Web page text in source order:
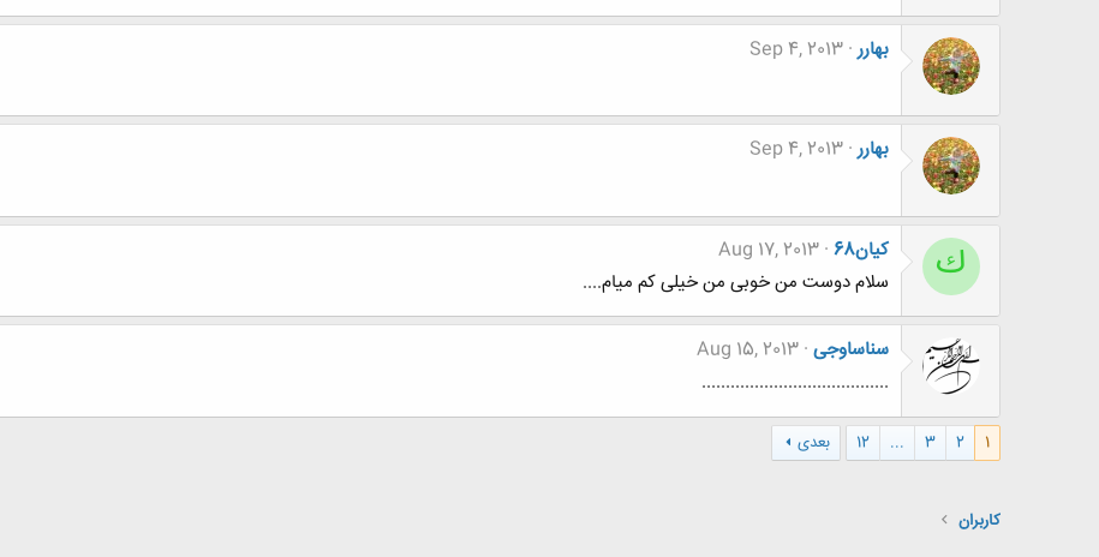
بهارر Sep 4, 2013
بهارر Sep 4, 2013
ك كيان68
Aug 17, 2013
سلام دوست من خوبی من خیلی کم میام....
سناساوجی Aug 15, 2013
.......................................
1
2
3
...
12 بعدی
کاربران